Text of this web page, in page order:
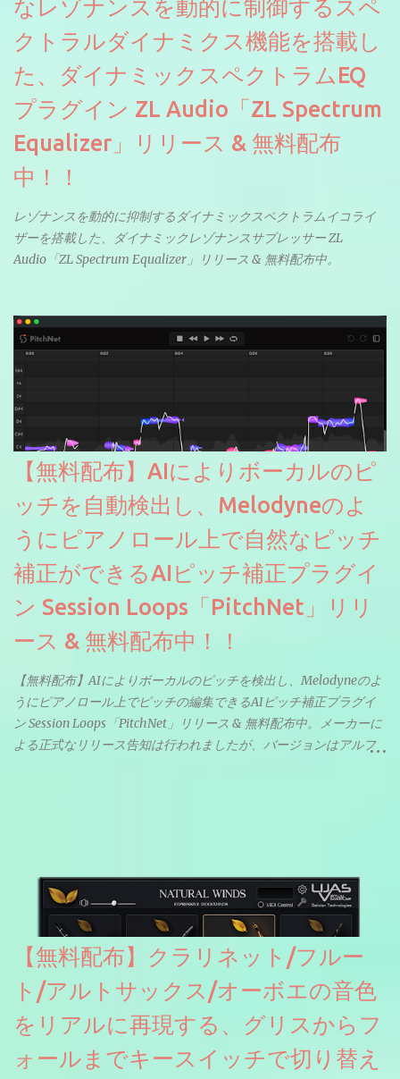
なレゾナンスを動的に制御するスペ
クトラルダイナミクス機能を搭載し
た、ダイナミックスペクトラムEQ
プラグイン ZL Audio「ZL Spectrum
Equalizer」リリース & 無料配布
中！！
レゾナンスを動的に抑制するダイナミックスペクトラムイコライ
ザーを搭載した、ダイナミックレゾナンスサプレッサー ZL
Audio「ZL Spectrum Equalizer」リリース & 無料配布中。
【無料配布】AIによりボーカルのピ
ッチを自動検出し、Melodyneのよ
うにピアノロール上で自然なピッチ
補正ができるAIピッチ補正プラグイ
ン Session Loops「PitchNet」リリ
ース & 無料配布中！！
【無料配布】AIによりボーカルのピッチを検出し、Melodyneのよ
うにピアノロール上でピッチの編集できるAIピッチ補正プラグイ
ン Session Loops「PitchNet」リリース & 無料配布中。メーカーに
よる正式なリリース告知は行われましたが、バージョンはアルフ
ソースを元に設計・改良した製品のようです。
【無料配布】クラリネット/フルー
ト/アルトサックス/オーボエの音色
をリアルに再現する、グリスからフ
ォールまでキースイッチで切り替え